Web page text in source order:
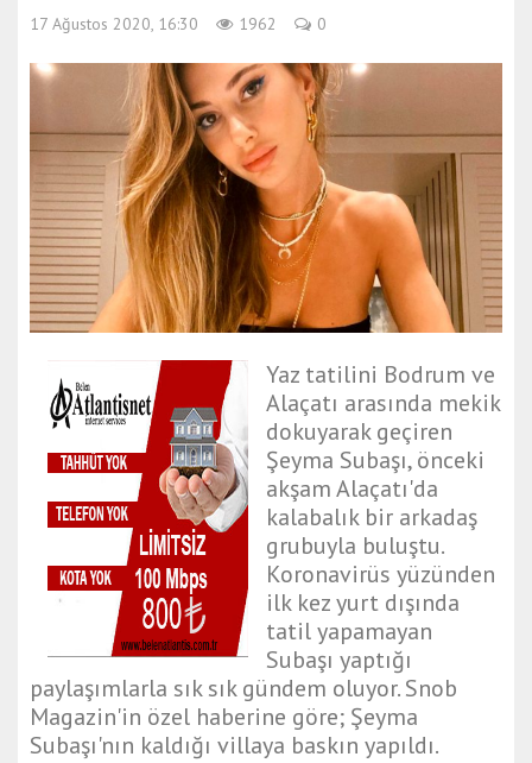
17 Ağustos 2020, 16:30 1962 0
Yaz tatilini Bodrum ve
Alaçatı arasında mekik
dokuyarak geçiren
Şeyma Subaşı, önceki
akşam Alaçatı'da
kalabalık bir arkadaş
grubuyla buluştu.
Koronavirüs yüzünden
ilk kez yurt dışında
tatil yapamayan
Subaşı yaptığı
paylaşımlarla sık sık gündem oluyor. Snob
Magazin'in özel haberine göre; Şeyma
Subaşı'nın kaldığı villaya baskın yapıldı.